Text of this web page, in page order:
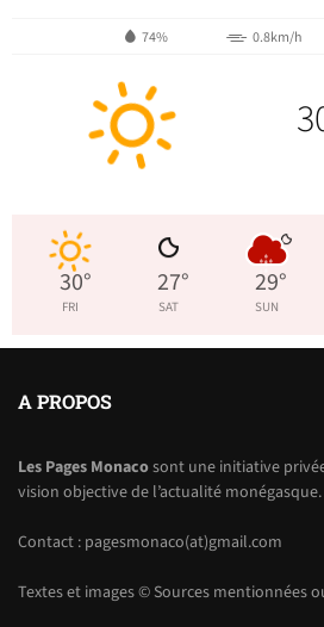
74% 0.8km/h
30°
FRI
27°
SAT
29°
SUN
A PROPOS
Les Pages Monacosont une initiative
vision objective de l’actualité monégasque.
Contact : pagesmonaco(at)gmail.com
Textes et images © Sources mentionnées